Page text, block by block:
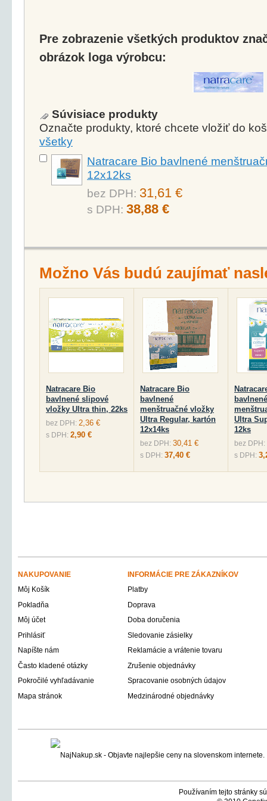
Pre zobrazenie všetkých produktov
obrázok loga výrobcu:
Súvisiace produkty
Označte produkty, ktoré chcete vložiť do
všetky
Natracare Bio bavlnené
12x12ks
bez DPH: 31,61 €
s DPH: 38,88 €
Možno Vás budú zaujímať
Natracare Bio
bavlnené slipové
vložky Ultra thin, 22ks
bez DPH: 2,36 €
s DPH: 2,90 €
Natracare Bio
bavlnené
menštruačné vložky
Ultra Regular, kartón
12x14ks
bez DPH: 30,41 €
s DPH: 37,40 €
bavlnené
Ultra
12ks
bez DPH:
s DPH:
NAKUPOVANIE
INFORMÁCIE PRE ZÁKAZNÍKOV
Môj Košík
Platby
Pokladňa
Doprava
Môj účet
Doba doručenia
Prihlásiť
Sledovanie zásielky
Napíšte nám
Reklamácie a vrátenie tovaru
Často kladené otázky
Zrušenie objednávky
Pokročilé vyhľadávanie
Spracovanie osobných údajov
Mapa stránok
Medzinárodné objednávky
Používaním tejto stránky